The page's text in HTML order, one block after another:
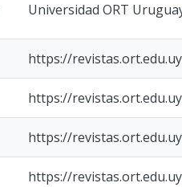
Universidad ORT
https://
https://
https://
https://